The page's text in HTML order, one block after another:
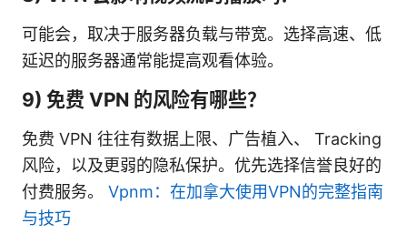
可能会，取决于服务器负载与带宽。选择高速、低
延迟的服务器通常能提高观看体验。
9) 免费 VPN 的风险有哪些？
免费 VPN 往往有数据上限、广告植入、 Tracking
风险，以及更弱的隐私保护。优先选择信誉良好的
付费服务。 Vpnm：在加拿大使用VPN的完整指南
与技巧